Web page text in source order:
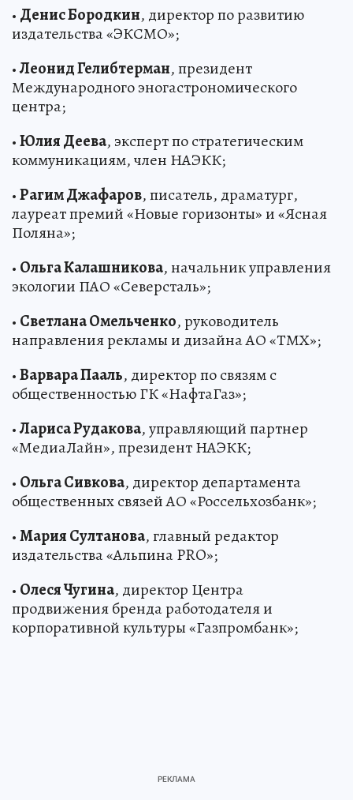
• Денис Бородкин, директор по развитию
издательства «ЭКСМО»;
•Леонид Гелибтерман, президент
Международного эногастрономического
центра;
•Юлия Деева, эксперт по стратегическим
коммуникациям, член НАЭКК;
•Рагим Джафаров, писатель, драматург,
лауреат премий «Новые горизонты» и «Ясная
Поляна»;
• Ольга Калашникова, начальник управления
экологии ПАО «Северсталь»;
• Светлана Омельченко, руководитель
направления рекламы и дизайна АО «ТМХ»;
•Варвара Пааль, директор по связям с
общественностью ГК «НафтаГаз»;
•Лариса Рудакова, управляющий партнер
«МедиаЛайн», президент НАЭКК;
• Ольга Сивкова, директор департамента
общественных связей АО «Россельхозбанк»;
•Мария Султанова, главный редактор
издательства «Альпина PRO»;
• Олеся Чугина, директор Центра
продвижения бренда работодателя и
корпоративной культуры «Газпромбанк»;